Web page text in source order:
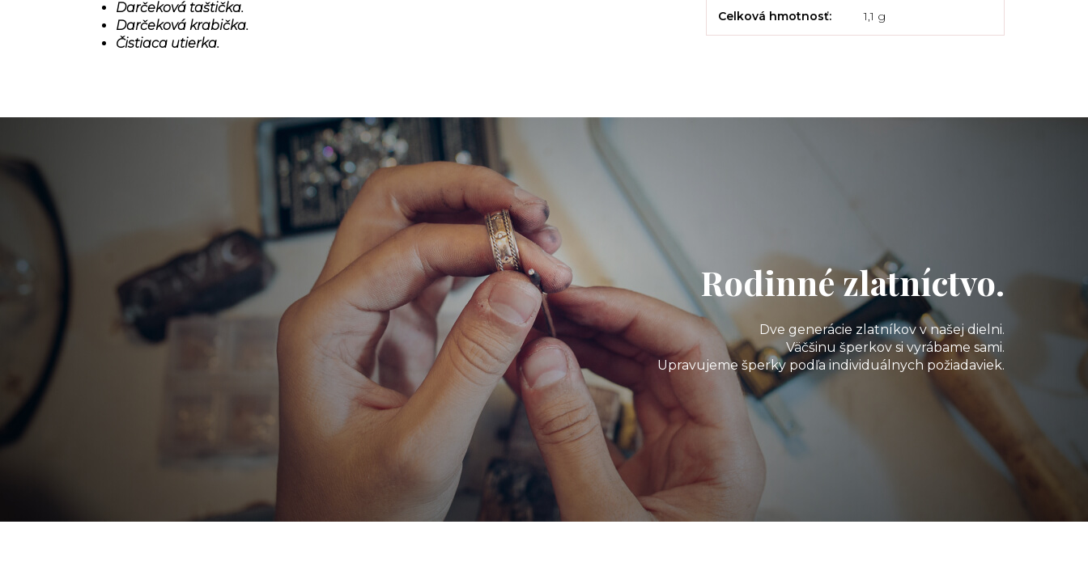
Darčeková taštička.
Darčeková krabička.
Čistiaca utierka.
Celková hmotnosť: 1,1 g
Rodinné zlatníctvo.
Dve generácie zlatníkov v našej dielni.
Väčšinu šperkov si vyrábame sami.
Upravujeme šperky podľa individuálnych požiadaviek.